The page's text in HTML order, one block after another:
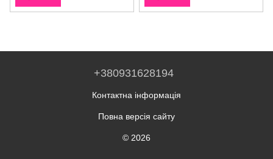
+380931628194
Контактна інформація
Повна версія сайту
© 2026